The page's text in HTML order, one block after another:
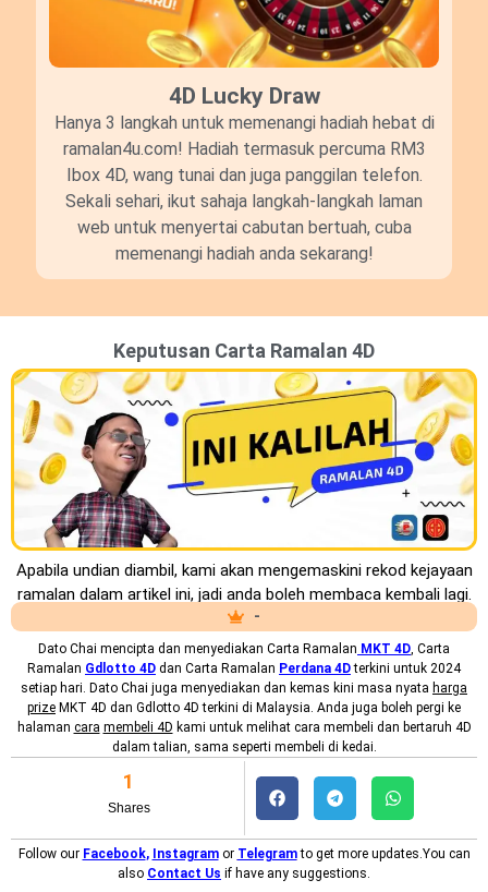
4D Lucky Draw​
Hanya 3 langkah untuk memenangi hadiah hebat di
ramalan4u.com! Hadiah termasuk percuma RM3
Ibox 4D, wang tunai dan juga panggilan telefon.
Sekali sehari, ikut sahaja langkah-langkah laman
web untuk menyertai cabutan bertuah, cuba
memenangi hadiah anda sekarang!
Keputusan Carta Ramalan 4D
Apabila undian diambil, kami akan mengemaskini rekod kejayaan
ramalan dalam artikel ini, jadi anda boleh membaca kembali lagi.
-
Dato Chai mencipta dan menyediakan Carta Ramalan MKT 4D, Carta
Ramalan Gdlotto 4D dan Carta Ramalan Perdana 4Dterkini untuk 2024
setiap hari. Dato Chai juga menyediakan dan kemas kini masa nyata harga
prize MKT 4D dan Gdlotto 4D terkini di Malaysia. Anda juga boleh pergi ke
halaman cara membeli 4D kami untuk melihat cara membeli dan bertaruh 4D
dalam talian, sama seperti membeli di kedai.
Shares
1
Follow our Facebook, Instagramor Telegramto get more updates.You can
also Contact Us if have any suggestions.